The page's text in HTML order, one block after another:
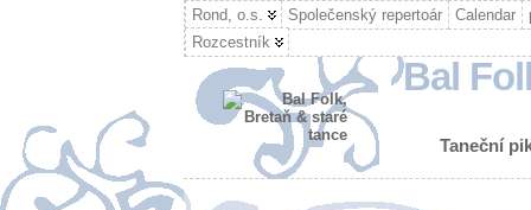
Rond, o.s. Společenský repertoár Calendar
Rozcestník
Bal
Taneční